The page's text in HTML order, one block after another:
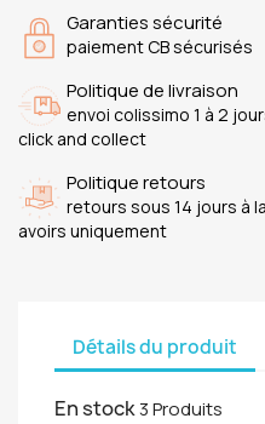
Garanties sécurité
paiement CB sécurisés
Politique de livraison
envoi colissimo 1 à 2
click and collect
Politique retours
retours sous 14 jours à
avoirs uniquement
Détails du produit
En stock3 Produits